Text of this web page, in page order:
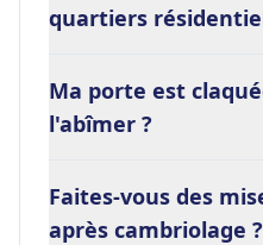
quartiers
Ma porte est
l'abîmer ?
Faites-vous des
après cambriolage ?